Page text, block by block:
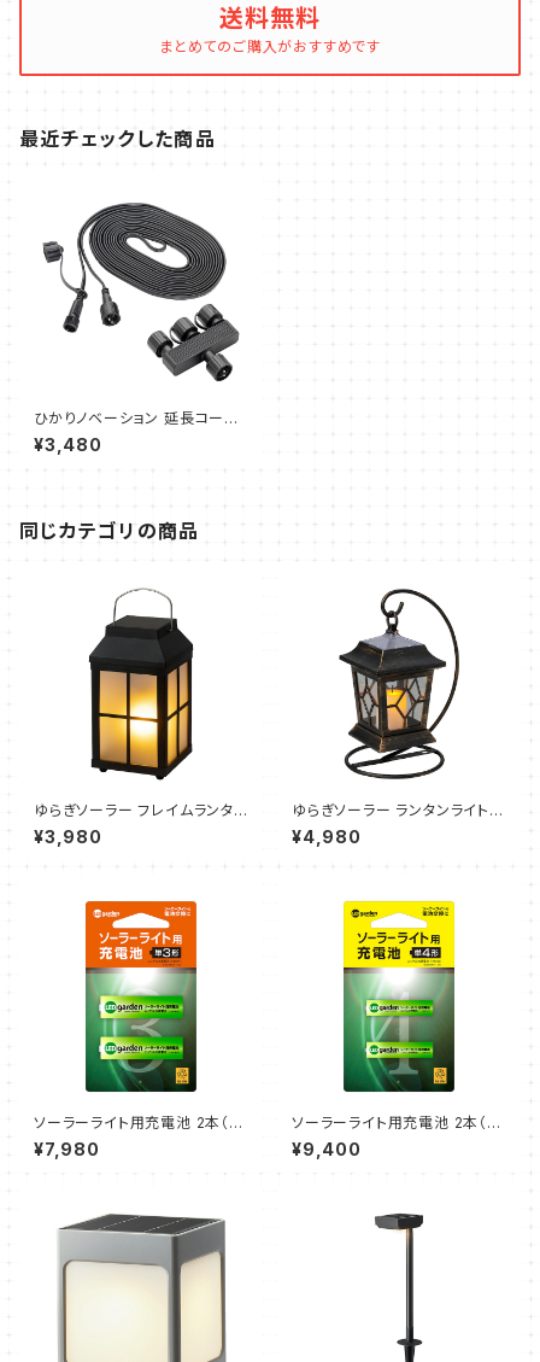
送料無料
まとめてのご購入がおすすめです
最近チェックした商品
ひかりノベーション 延長コード
分岐付（タカショー ）
¥3,480
同じカテゴリの商品
ゆらぎソーラー フレイムランタン
ウェスタ ブラック（1個）タカショ
ー
¥3,980
ゆらぎソーラー ランタンライト
ルシア ブラック（1個）タカショー
¥4,980
ソーラーライト用充電池 2本（単
3形）10個セット（タカショー）
¥7,980
ソーラーライト用充電池 2本（単
4形）10個セット（タカショー）
¥9,400